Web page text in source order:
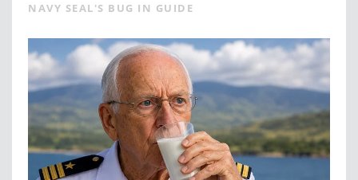
NAVY SEAL'S BUG IN GUIDE